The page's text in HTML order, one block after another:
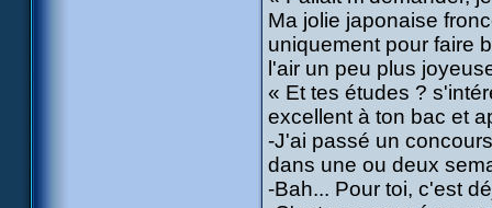
Ma jolie japonaise
uniquement pour faire
l'air un peu plus
« Et tes études ?
excellent à ton bac et
-J'ai passé un
dans une ou deux
-Bah... Pour toi, c'est